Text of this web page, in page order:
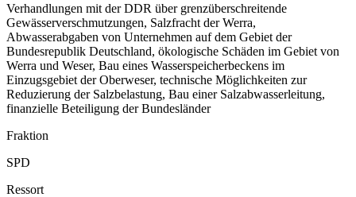
Verhandlungen mit der DDR über grenzüberschreitende
Gewässerverschmutzungen, Salzfracht der Werra,
Abwasserabgaben von Unternehmen auf dem Gebiet der
Bundesrepublik Deutschland, ökologische Schäden im Gebiet von
Werra und Weser, Bau eines Wasserspeicherbeckens im
Einzugsgebiet der Oberweser, technische Möglichkeiten zur
Reduzierung der Salzbelastung, Bau einer Salzabwasserleitung,
finanzielle Beteiligung der Bundesländer
Fraktion
SPD
Ressort